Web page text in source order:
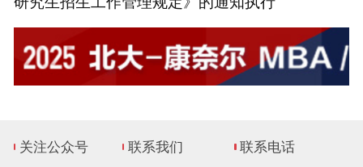
关注公众号 联系我们 联系电话